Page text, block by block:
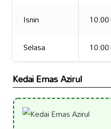
Isnin
Selasa
Kedai Emas Azirul